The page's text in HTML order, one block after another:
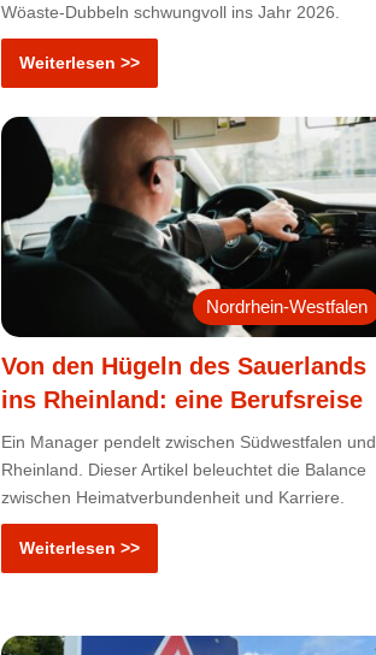
Wöaste-Dubbeln schwungvoll ins Jahr 2026.
Weiterlesen >>
Nordrhein-Westfalen
Von den Hügeln des Sauerlands
ins Rheinland: eine Berufsreise
Ein Manager pendelt zwischen Südwestfalen und
Rheinland. Dieser Artikel beleuchtet die Balance
zwischen Heimatverbundenheit und Karriere.
Weiterlesen >>